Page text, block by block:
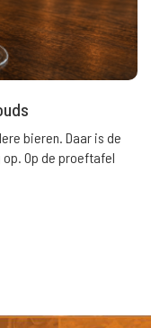
bieren. Daar is de
Op de proeftafel